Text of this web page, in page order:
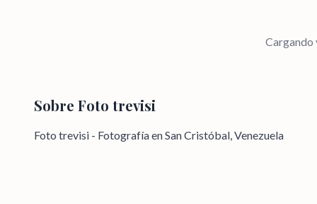
Cargando
Sobre Foto trevisi
Foto trevisi - Fotografía en San Cristóbal, Venezuela